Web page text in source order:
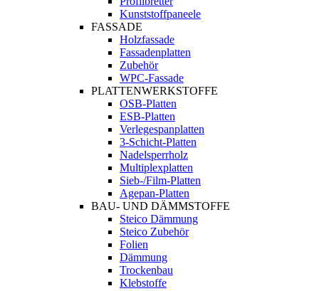
Kunststoffpaneele
FASSADE
Holzfassade
Fassadenplatten
Zubehör
WPC-Fassade
PLATTENWERKSTOFFE
OSB-Platten
ESB-Platten
Verlegespanplatten
3-Schicht-Platten
Nadelsperrholz
Multiplexplatten
Sieb-/Film-Platten
Agepan-Platten
BAU- UND DÄMMSTOFFE
Steico Dämmung
Steico Zubehör
Folien
Dämmung
Trockenbau
Klebstoffe